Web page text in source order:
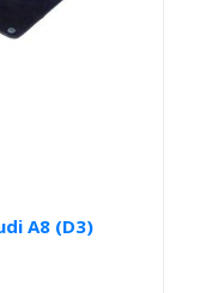
А8 (D3)